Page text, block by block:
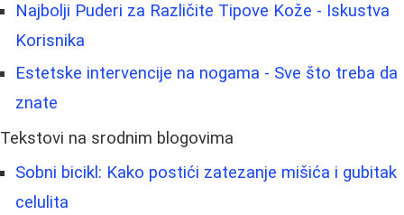
Najbolji Puderi za Različite Tipove Kože - Iskustva
Korisnika
Estetske intervencije na nogama - Sve što treba da
znate
Tekstovi na srodnim blogovima
Sobni bicikl: Kako postići zatezanje mišića i gubitak
celulita